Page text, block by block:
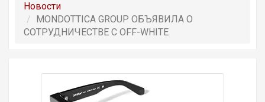
Новости
MONDOTTICA GROUP ОБЪЯВИЛА О
СОТРУДНИЧЕСТВЕ С OFF-WHITE